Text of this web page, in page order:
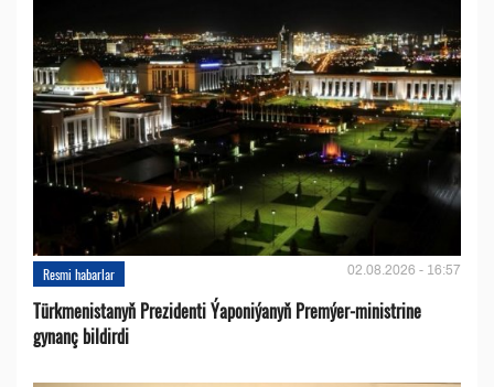
Resmi habarlar 02.08.2026 - 16:57
Türkmenistanyň Prezidenti Ýaponiýanyň Premýer-ministrine
gynanç bildirdi